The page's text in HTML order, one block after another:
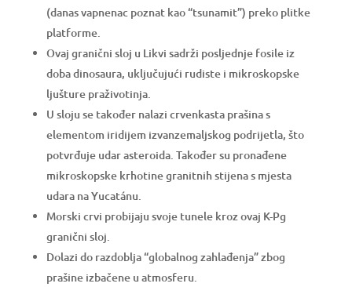
(danas vapnenac poznat kao “tsunamit”) preko plitke
platforme.
Ovaj granični sloj u Likvi sadrži posljednje fosile iz
doba dinosaura, uključujući rudiste i mikroskopske
ljušture praživotinja.
U sloju se također nalazi crvenkasta prašina s
elementom iridijem izvanzemaljskog podrijetla, što
potvrđuje udar asteroida. Također su pronađene
mikroskopske krhotine granitnih stijena s mjesta
udara na Yucatánu.
Morski crvi probijaju svoje tunele kroz ovaj K-Pg
granični sloj.
Dolazi do razdoblja “globalnog zahlađenja” zbog
prašine izbačene u atmosferu.